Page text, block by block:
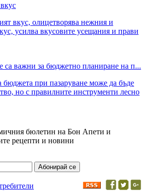
вкус, олицетворява нежния и
усилва вкусовите усещания и прави
са важни за бюджетно планиране на п...
бюджета при пазаруване може да бъде
но с правилните инструменти лесно
бюлетин на Бон Апети и
рецепти и новини